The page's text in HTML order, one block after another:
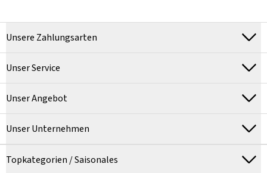
Unsere Zahlungsarten
Unser Service
Unser Angebot
Unser Unternehmen
Topkategorien / Saisonales